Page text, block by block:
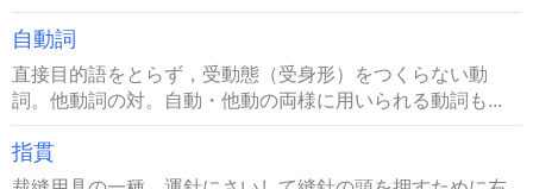
自動詞
直接目的語をとらず，受動態（受身形）をつくらない動
詞。他動詞の対。自動・他動の両様に用いられる動詞も...
指貫